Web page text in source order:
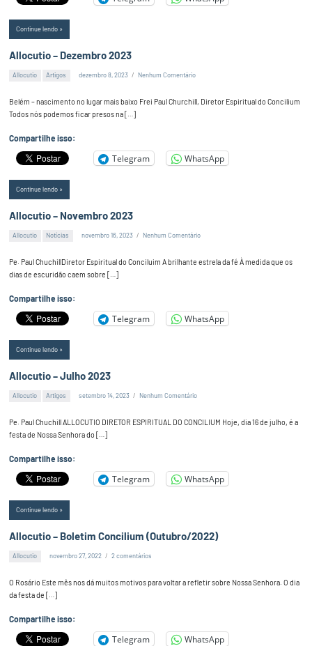
Continue lendo
Allocutio – Dezembro 2023
Allocutio Artigos dezembro 8, 2023 Nenhum Comentário
Belém – nascimento no lugar mais baixo Frei Paul Churchill, Diretor Espiritual do Concilium
Todos nós podemos ficar presos na […]
Compartilhe isso:
Telegram WhatsApp
Continue lendo
Allocutio – Novembro 2023
Allocutio Notícias novembro 16, 2023 Nenhum Comentário
Pe. Paul ChuchillDiretor Espiritual do Conciluim A brilhante estrela da fé À medida que os
dias de escuridão caem sobre […]
Compartilhe isso:
Telegram WhatsApp
Continue lendo
Allocutio – Julho 2023
Allocutio Artigos setembro 14, 2023 Nenhum Comentário
Pe. Paul Chuchill ALLOCUTIO DIRETOR ESPIRITUAL DO CONCILIUM Hoje, dia 16 de julho, é a
festa de Nossa Senhora do […]
Compartilhe isso:
Telegram WhatsApp
Continue lendo
Allocutio – Boletim Concilium (Outubro/2022)
Allocutio novembro 27, 2022 2 comentários
O Rosário Este mês nos dá muitos motivos para voltar a refletir sobre Nossa Senhora. O dia
da festa de […]
Compartilhe isso:
Telegram WhatsApp